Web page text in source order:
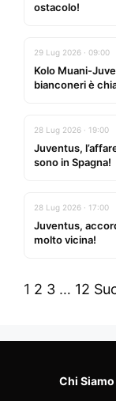
ostacolo!
29 Lug 2026 · 09:00
Kolo Muani-
bianconeri è
28 Lug 2026 · 19:00
Juventus,
sono in Spagna!
28 Lug 2026 · 17:00
Juventus,
molto vicina!
1 2 3 … 12
Chi Siamo